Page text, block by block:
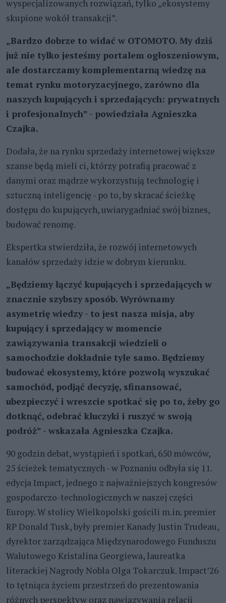
wyspecjalizowanych rozwiązań, tylko „ekosystemy
skupione wokół transakcji”.
„Bardzo dobrze to widać w OTOMOTO. My dziś
już nie tylko jesteśmy portalem ogłoszeniowym,
ale dostarczamy komplementarną wiedzę na
temat rynku motoryzacyjnego, zarówno dla
naszych kupujących i sprzedających: prywatnych
i profesjonalnych” - powiedziała Agnieszka
Czajka.
Dodała, że na rynku sprzedaży internetowej większe
szanse będą mieli ci, którzy potrafią pracować z
danymi oraz mądrze wykorzystują technologię i
sztuczną inteligencję - po to, by skracać ścieżkę
dostępu do kupujących, uwiarygadniać swój biznes,
budować renomę.
Ekspertka stwierdziła, że rozwój internetowych
kanałów sprzedaży idzie w dobrym kierunku.
„Będziemy łączyć kupujących i sprzedających w
znacznie szybszy sposób. Wyrównamy
asymetrię wiedzy - to jest nasza misja, aby
kupujący i sprzedający w momencie
zawiązywania transakcji wiedzieli o
samochodzie dokładnie tyle samo. Będziemy
budować ekosystemy, które pozwolą wyszukać
samochód, podjąć decyzję, sfinansować,
ubezpieczyć i wreszcie spotkać się po to, żeby go
dotknąć, odebrać kluczyki i ruszyć w swoją
podróż” - wskazała Agnieszka Czajka.
90 godzin debat, wystąpień i spotkań, 650 mówców,
25 ścieżek tematycznych - w Poznaniu odbyła się 11.
edycja Impact, jednego z najważniejszych kongresów
gospodarczo-technologicznych w naszej części
Europy. W stolicy Wielkopolski gościli m.in. premier
RP Donald Tusk, były premier Kanady Justin Trudeau,
dyrektor zarządzająca Międzynarodowego Funduszu
Walutowego Kristalina Georgiewa, laureatka
literackiej Nagrody Nobla Olga Tokarczuk. Impact’26
to tętniąca życiem przestrzeń do prezentowania
różnych perspektyw oraz nawiązywania relacji